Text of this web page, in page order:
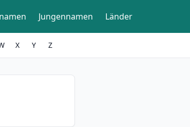
Jungennamen Länder
X Y Z